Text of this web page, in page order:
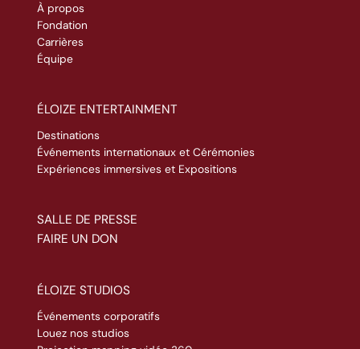
À propos
Fondation
Carrières
Équipe
ÉLOIZE ENTERTAINMENT
Destinations
Événements internationaux et Cérémonies
Expériences immersives et Expositions
SALLE DE PRESSE
FAIRE UN DON
ÉLOIZE STUDIOS
Événements corporatifs
Louez nos studios